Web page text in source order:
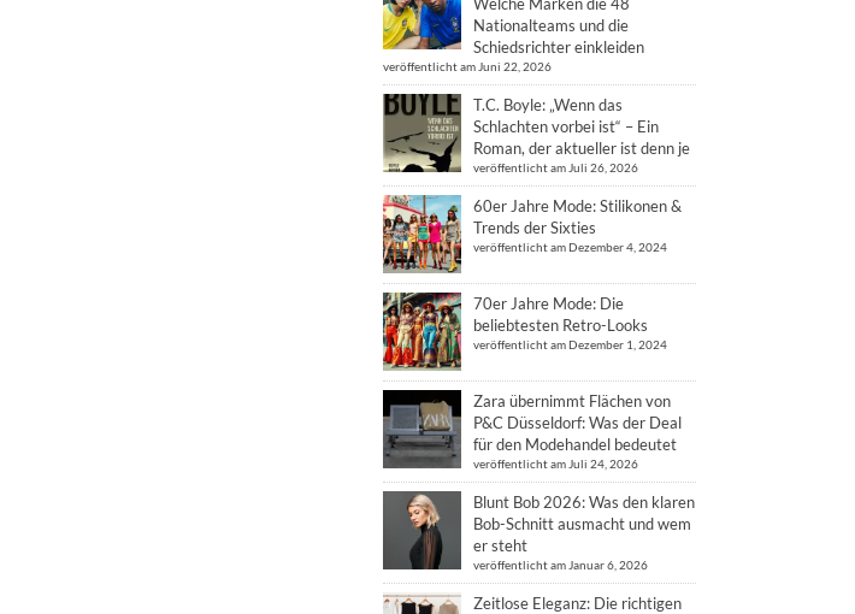
Nationalteams und die
Schiedsrichter einkleiden
veröffentlicht am Juni 22, 2026
T.C. Boyle: „Wenn das
Schlachten vorbei ist“ – Ein
Roman, der aktueller ist denn je
veröffentlicht am Juli 26, 2026
60er Jahre Mode: Stilikonen &
Trends der Sixties
veröffentlicht am Dezember 4, 2024
70er Jahre Mode: Die
beliebtesten Retro-Looks
veröffentlicht am Dezember 1, 2024
Zara übernimmt Flächen von
P&C Düsseldorf: Was der Deal
für den Modehandel bedeutet
veröffentlicht am Juli 24, 2026
Blunt Bob 2026: Was den klaren
Bob-Schnitt ausmacht und wem
er steht
veröffentlicht am Januar 6, 2026
Zeitlose Eleganz: Die richtigen